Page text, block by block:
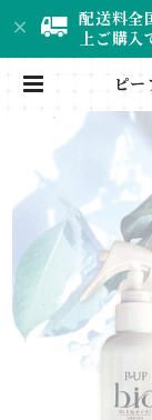
配送料全
上ご購
ピ
証